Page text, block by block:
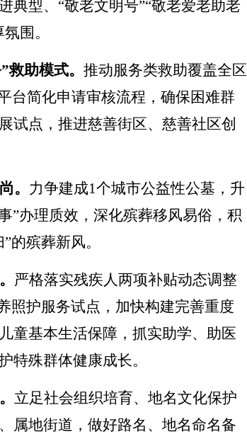
典型、 “敬老文明号”“敬老爱老助老
围。
”救助模式。 推动服务类救助覆盖全区
台简化申请审核流程，确保困难群
试点，推进慈善街区、慈善社区创
。 力争建成1个城市公益性公墓，升
”办理质效，深化殡葬移风易俗，积
”的殡葬新风。
严格落实残疾人两项补贴动态调整
照护服务试点，加快构建完善重度
童基本生活保障，抓实助学、助医
特殊群体健康成长。
立足社会组织培育、地名文化保护
属地街道，做好路名、地名命名备